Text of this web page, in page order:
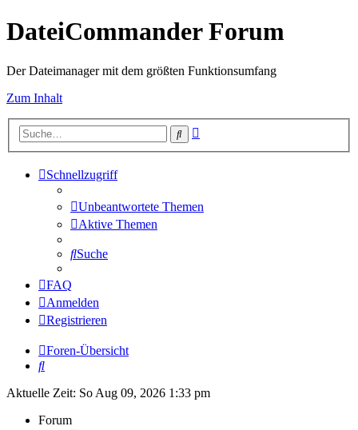
DateiCommander Forum
Der Dateimanager mit dem größten Funktionsumfang
Zum Inhalt
Suche
Schnellzugriff
Unbeantwortete Themen
Aktive Themen
Suche
FAQ
Anmelden
Registrieren
Foren-Übersicht
Suche
Aktuelle Zeit: So Aug 09, 2026 1:33 pm
Forum